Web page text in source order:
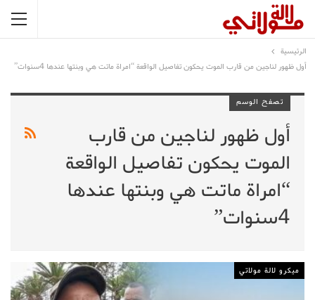
الرئيسية
أول ظهور لناجين من قارب الموت يحكون تفاصيل الواقعة “امراة ماتت هي وبنتها عندها 4سنوات”
تصفح الوسم
أول ظهور لناجين من قارب
الموت يحكون تفاصيل الواقعة
“امراة ماتت هي وبنتها عندها
4سنوات”
ميكرو لالة مولاتي